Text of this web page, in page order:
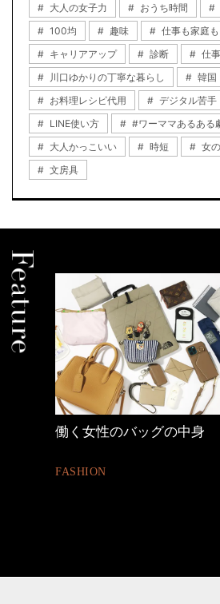
大人の女子力
おうち時間
100均
趣味 仕事も家庭も
キャリアアップ
診断
仕
川口ゆかりの丁寧な暮らし
韓国
お料理レシピ代用
デジタル苦手
LINE使い方
#ワーママあるある
大人かっこいい
時短 女
文房具
40代の小顔メイク
BEAUTY